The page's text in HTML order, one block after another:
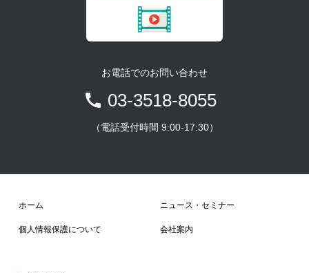
お電話でのお問い合わせ
03-3518-8055
（電話受付時間 9:00-17:30）
ホーム ニュース・セミナー
個人情報保護について 会社案内